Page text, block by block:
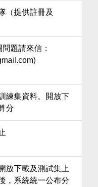
（提供註冊及
題請來信：
練集資料。開放下
分
放下載及測試集上
，系統統一公布分